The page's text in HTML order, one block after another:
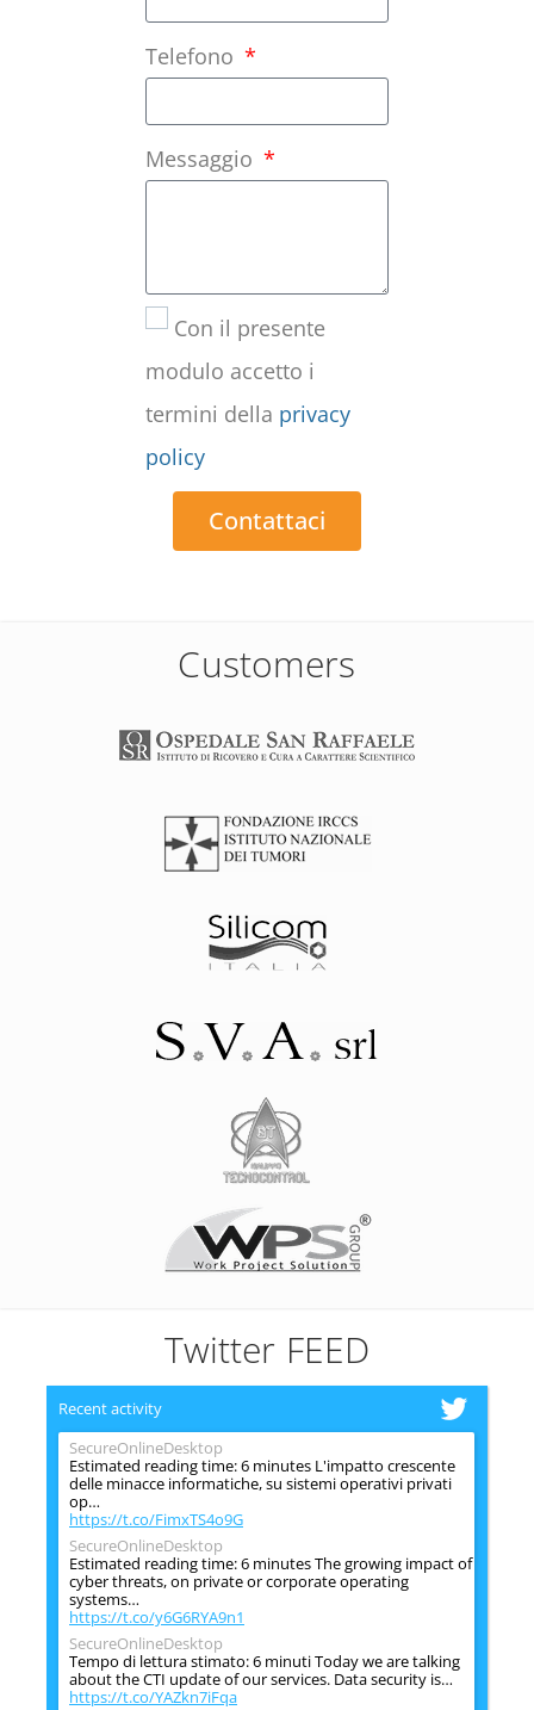
Telefono
Messaggio
Con il presente
modulo accetto i
termini della privacy
policy
Contattaci
Customers
Twitter FEED
Recent activity
SecureOnlineDesktop
Estimated reading time: 6 minutes L'impatto crescente
delle minacce informatiche, su sistemi operativi privati
op…
https://t.co/FimxTS4o9G
SecureOnlineDesktop
Estimated reading time: 6 minutes The growing impact of
cyber threats, on private or corporate operating
systems…
https://t.co/y6G6RYA9n1
SecureOnlineDesktop
Tempo di lettura stimato: 6 minuti Today we are talking
about the CTI update of our services. Data security is…
https://t.co/YAZkn7iFqa